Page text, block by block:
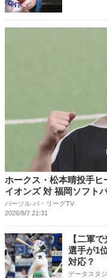
ホークス・松本晴投手ヒ
イオンズ 対 福岡ソフト
パーソル パ・リーグTV
2026/8/7 21:31
【二軍
選手が1
対応？
データスタ